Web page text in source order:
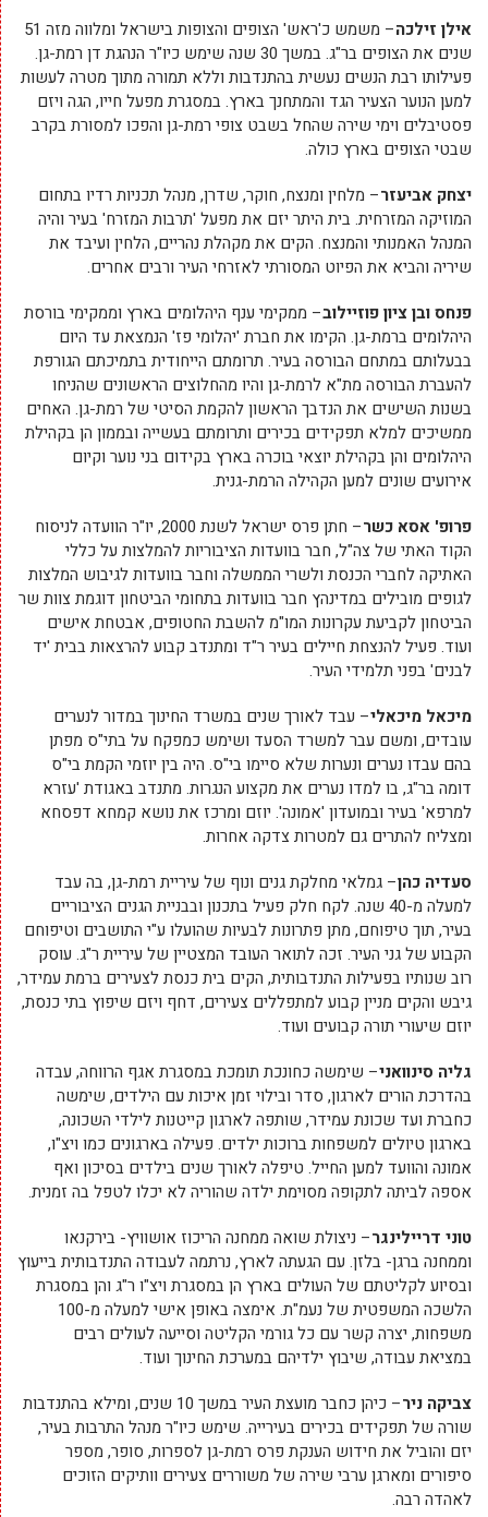
אילן זילכה
– משמש כ'ראש' הצופים והצופות בישראל ומלווה מזה 51
שנים את הצופים בר"ג. במשך 30 שנה שימש כיו"ר הנהגת דן רמת-גן.
פעילותו רבת הנשים נעשית בהתנדבות וללא תמורה מתוך מטרה לעשות
למען הנוער הצעיר הגד והמתחנך בארץ. במסגרת מפעל חייו, הגה ויזם
פסטיבלים וימי שירה שהחל בשבט צופי רמת-גן והפכו למסורת בקרב
שבטי הצופים בארץ כולה.
יצחק אביעזר– מלחין ומנצח, חוקר, שדרן, מנהל תכניות רדיו בתחום
המוזיקה המזרחית. בית היתר יזם את מפעל 'תרבות המזרח' בעיר והיה
המנהל האמנותי והמנצח. הקים את מקהלת נהריים, הלחין ועיבד את
שיריה והביא את הפיוט המסורתי לאזרחי העיר ורבים אחרים.
פנחס ובן ציון פוזיילוב– ממקימי ענף היהלומים בארץ וממקימי בורסת
היהלומים ברמת-גן. הקימו את חברת 'יהלומי פז' הנמצאת עד היום
בבעלותם במתחם הבורסה בעיר. תרומתם הייחודית בתמיכתם הגורפת
להעברת הבורסה מת"א לרמת-גן והיו מהחלוצים הראשונים שהניחו
בשנות השישים את הנדבך הראשון להקמת הסיטי של רמת-גן. האחים
ממשיכים למלא תפקידים בכירים ותרומתם בעשייה ובממון הן בקהילת
היהלומים והן בקהילת יוצאי בוכרה בארץ בקידום בני נוער וקיום
אירועים שונים למען הקהילה הרמת-גנית.
פרופ' אסא כשר
– חתן פרס ישראל לשנת 2000, יו"ר הוועדה לניסוח
הקוד האתי של צה"ל, חבר בוועדות הציבוריות להמלצות על כללי
האתיקה לחברי הכנסת ולשרי הממשלה וחבר בוועדות לגיבוש המלצות
לגופים מובילים במדינהץ חבר בוועדות בתחומי הביטחון דוגמת צוות שר
הביטחון לקביעת עקרונות המו"מ להשבת החטופים, אבטחת אישים
ועוד. פעיל להנצחת חיילים בעיר ר"ד ומתנדב קבוע להרצאות בבית 'יד
לבנים' בפני תלמידי העיר.
מיכאל מיכאלי– עבד לאורך שנים במשרד החינוך במדור לנערים
עובדים, ומשם עבר למשרד הסעד ושימש כמפקח על בתי"ס מפתן
בהם עבדו נערים ונערות שלא סיימו בי"ס. היה בין יוזמי הקמת בי"ס
דומה בר"ג, בו למדו נערים את מקצוע הנגרות. מתנדב באגודת 'עזרא
למרפא' בעיר ובמועדון 'אמונה'. יוזם ומרכז את נושא קמחא דפסחא
ומצליח להתרים גם למטרות צדקה אחרות.
סעדיה כהן– גמלאי מחלקת גנים ונוף של עיריית רמת-גן, בה עבד
למעלה מ-40 שנה. לקח חלק פעיל בתכנון ובבניית הגנים הציבוריים
בעיר, תוך טיפוחם, מתן פתרונות לבעיות שהועלו ע"י התושבים וטיפוחם
הקבוע של גני העיר. זכה לתואר העובד המצטיין של עיריית ר"ג. עוסק
רוב שנותיו בפעילות התנדבותית, הקים בית כנסת לצעירים ברמת עמידר,
גיבש והקים מניין קבוע למתפללים צעירים, דחף ויזם שיפוץ בתי כנסת,
יוזם שיעורי תורה קבועים ועוד.
גליה סינוואני– שימשה כחונכת תומכת במסגרת אגף הרווחה, עבדה
בהדרכת הורים לארגון, סדר ובילוי זמן איכות עם הילדים, שימשה
כחברת ועד שכונת עמידר, שותפה לארגון קייטנות לילדי השכונה,
בארגון טיולים למשפחות ברוכות ילדים. פעילה בארגונים כמו ויצ"ו,
אמונה והוועד למען החייל. טיפלה לאורך שנים בילדים בסיכון ואף
אספה לביתה לתקופה מסוימת ילדה שהוריה לא יכלו לטפל בה זמנית.
טוני דריילינגר– ניצולת שואה ממחנה הריכוז אושוויץ- בירקנאו
וממחנה ברגן- בלזן. עם הגעתה לארץ, נרתמה לעבודה התנדבותית בייעוץ
ובסיוע לקליטתם של העולים בארץ הן במסגרת ויצ"ו ר"ג והן במסגרת
הלשכה המשפטית של נעמ"ת. אימצה באופן אישי למעלה מ-100
משפחות, יצרה קשר עם כל גורמי הקליטה וסייעה לעולים רבים
במציאת עבודה, שיבוץ ילדיהם במערכת החינוך ועוד.
צביקה ניר
– כיהן כחבר מועצת העיר במשך 10 שנים, ומילא בהתנדבות
שורה של תפקידים בכירים בעירייה. שימש כיו"ר מנהל התרבות בעיר,
יזם והוביל את חידוש הענקת פרס רמת-גן לספרות, סופר, מספר
סיפורים ומארגן ערבי שירה של משוררים צעירים וותיקים הזוכים
לאהדה רבה.